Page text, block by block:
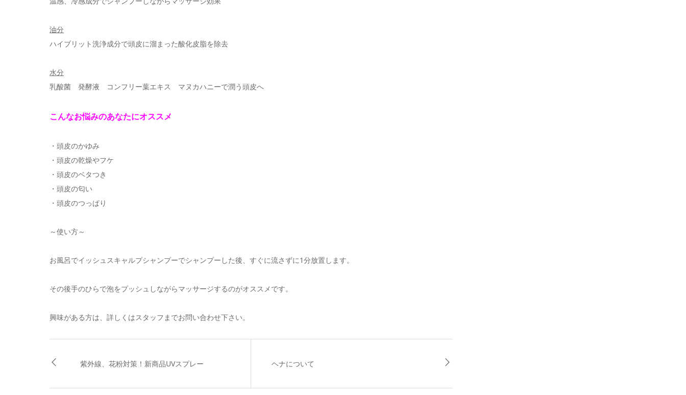
油分
ハイブリット洗浄成分で頭皮に溜まった酸化皮脂を除去
水分
乳酸菌 発酵液 コンフリー葉エキス マヌカハニーで潤う頭皮へ
こんなお悩みのあなたにオススメ
・頭皮のかゆみ
・頭皮の乾燥やフケ
・頭皮のベタつき
・頭皮の匂い
・頭皮のつっぱり
～使い方～
お風呂でイッシュスキャルプシャンプーでシャンプーした後、すぐに流さずに1分放置します。
その後手のひらで泡をプッシュしながらマッサージするのがオススメです。
興味がある方は、詳しくはスタッフまでお問い合わせ下さい。
紫外線、花粉対策！新商品UVスプレー ヘナについて